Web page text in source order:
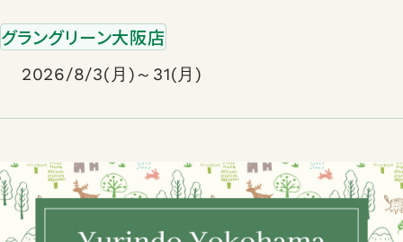
グラングリーン大阪店
2026/8/3(月)～31(月)